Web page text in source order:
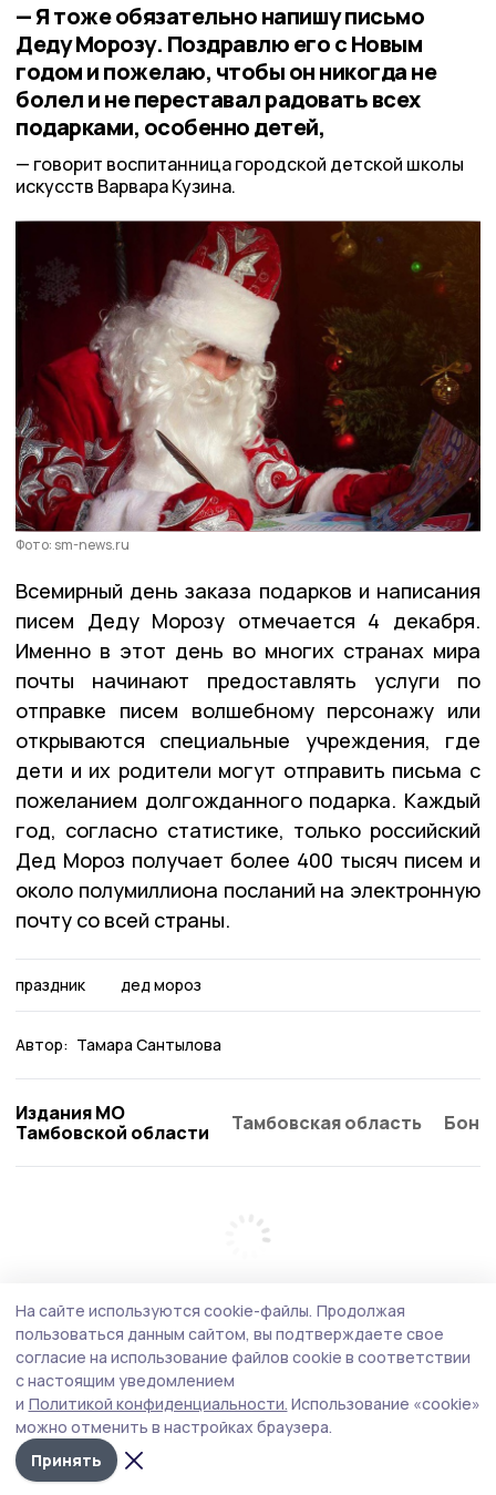
— Я тоже обязательно напишу письмо
Деду Морозу. Поздравлю его с Новым
годом и пожелаю, чтобы он никогда не
болел и не переставал радовать всех
подарками, особенно детей,
говорит воспитанница городской детской школы
искусств Варвара Кузина.
Фото: sm-news.ru
Всемирный день заказа подарков и написания
писем Деду Морозу отмечается 4 декабря.
Именно в этот день во многих странах мира
почты начинают предоставлять услуги по
отправке писем волшебному персонажу или
открываются специальные учреждения, где
дети и их родители могут отправить письма с
пожеланием долгожданного подарка. Каждый
год, согласно статистике, только российский
Дед Мороз получает более 400 тысяч писем и
около полумиллиона посланий на электронную
почту со всей страны.
праздник дед мороз
Автор: Тамара Сантылова
Издания МО
Тамбовской области
Тамбовская область
На сайте используются cookie-файлы. Продолжая
пользоваться данным сайтом, вы подтверждаете свое
согласие на использование файлов cookie в соответствии
с настоящим уведомлением
и Политикой конфиденциальности. Использование «cookie»
можно отменить в настройках браузера.
Принять